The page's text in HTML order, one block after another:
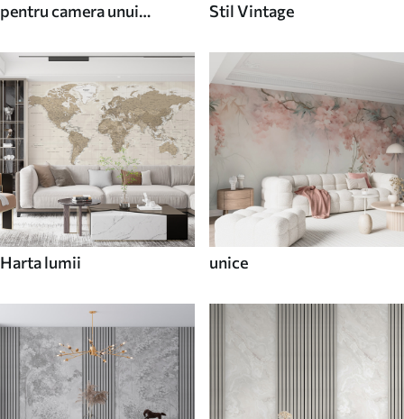
pentru camera unui
Stil Vintage
Harta lumii unice